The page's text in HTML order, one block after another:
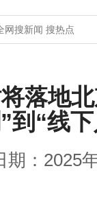
落地
到“线
期：2025